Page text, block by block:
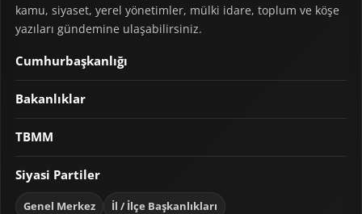
kamu, siyaset, yerel yönetimler, mülki idare, toplum ve köşe
yazıları gündemine ulaşabilirsiniz.
Cumhurbaşkanlığı
Bakanlıklar
TBMM
Siyasi Partiler
Genel Merkez İl / İlçe Başkanlıkları